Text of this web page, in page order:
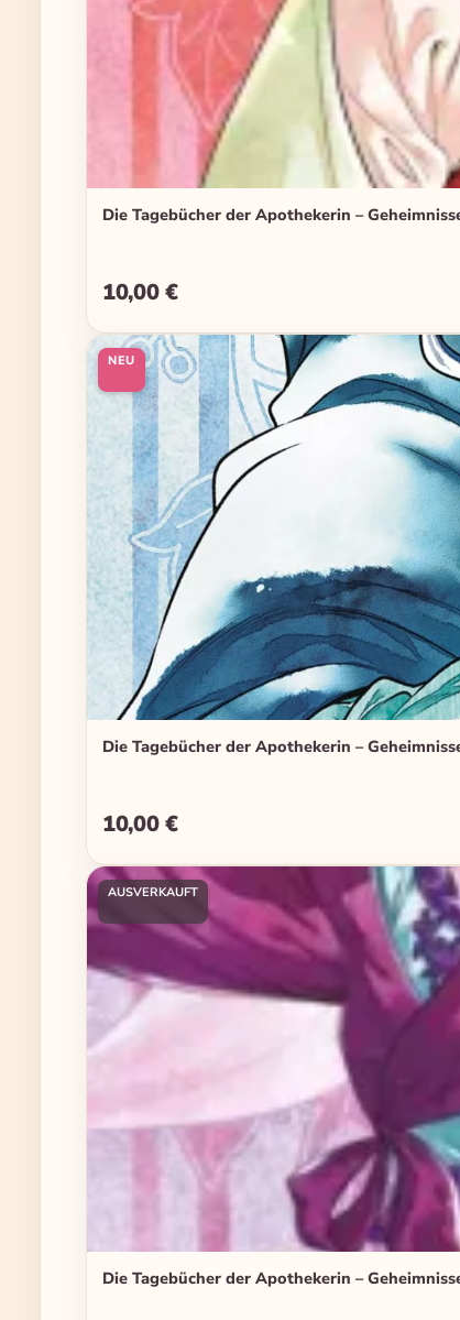
Die Tagebücher der Apothekerin –
Regulärer Preis:
10,00 €
NEU
Die Tagebücher der Apothekerin –
Regulärer Preis:
10,00 €
AUSVERKAUFT
Die Tagebücher der Apothekerin –